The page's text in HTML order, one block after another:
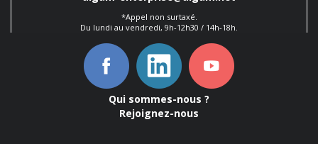
*Appel non surtaxé.
Du lundi au vendredi, 9h-12h30 / 14h-18h.
Qui sommes-nous ?
Rejoignez-nous